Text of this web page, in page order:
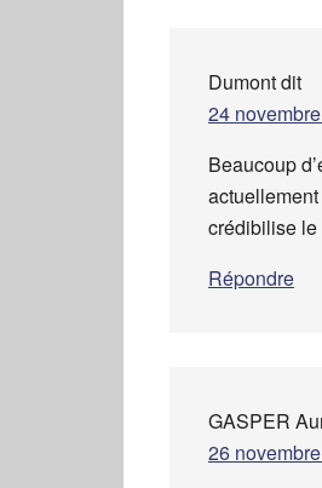
Dumontdit
24
Beaucoup
crédibilise le
Répondre
GASPER
26